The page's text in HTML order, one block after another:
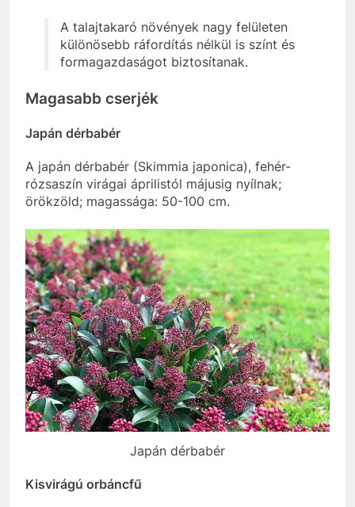
A talajtakaró növények nagy felületen
különösebb ráfordítás nélkül is színt és
formagazdaságot biztosítanak.
Magasabb cserjék
Japán dérbabér
A japán dérbabér (Skimmia japonica), fehér-
rózsaszín virágai áprilistól májusig nyílnak;
örökzöld; magassága: 50-100 cm.
Japán dérbabér
Kisvirágú orbáncfű